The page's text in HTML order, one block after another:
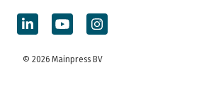
© 2026 Mainpress BV